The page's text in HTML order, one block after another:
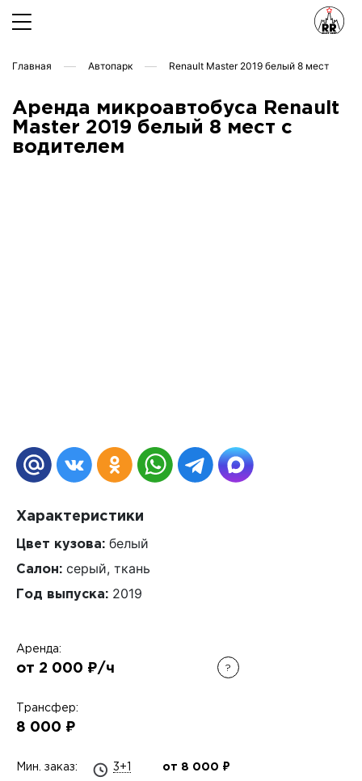
Главная Автопарк Renault Master 2019 белый 8 мест
Аренда микроавтобуса Renault
Master 2019 белый 8 мест с
водителем
Характеристики
Цвет кузова: белый
Салон: серый, ткань
Год выпуска: 2019
Аренда:
от 2 000 ₽/ч ?
Трансфер:
8 000 ₽
Мин. заказ: 3+1 от 8 000 ₽